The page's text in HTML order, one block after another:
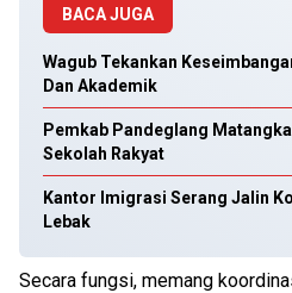
BACA JUGA
Wagub Tekankan
Dan Akademik
Pemkab Pandeglang
Sekolah Rakyat
Kantor Imigrasi Serang Jalin
Lebak
Secara fungsi, memang